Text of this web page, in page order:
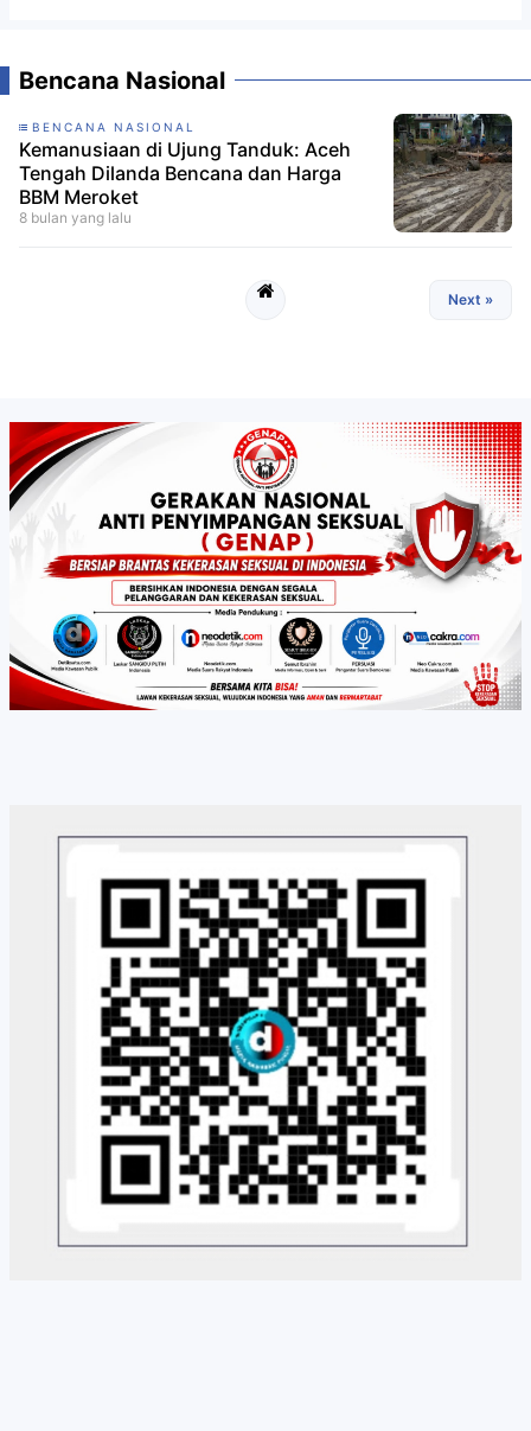
Bencana Nasional
BENCANA NASIONAL
Kemanusiaan di Ujung Tanduk: Aceh
Tengah Dilanda Bencana dan Harga
BBM Meroket
8 bulan yang lalu
Next »